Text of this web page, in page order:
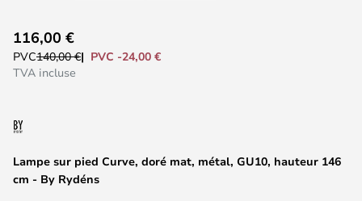
to
the
the
gallery
Lampe sur pied Curve, doré mat, métal, GU10, hauteur 146
cm - By Rydéns
116,00 €
PVC140,00 €
PVC -24,00 €
TVA incluse